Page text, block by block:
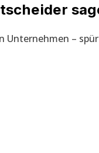
Unternehmen –